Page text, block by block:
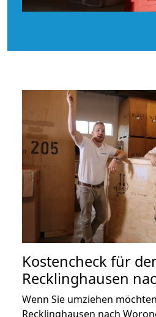
Kostencheck für
Recklinghausen
Wenn Sie umziehen
Recklinghausen nach